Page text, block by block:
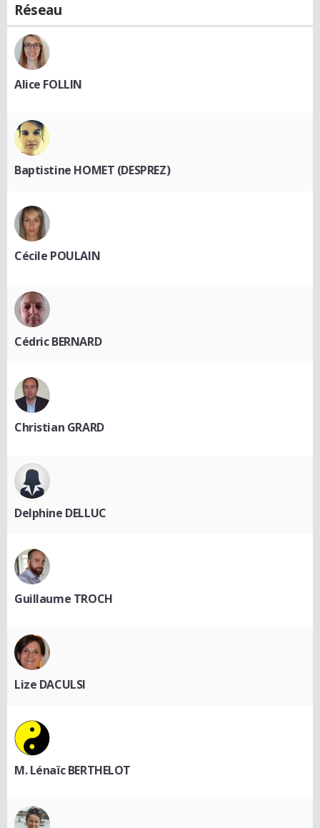
Réseau
Alice FOLLIN
Baptistine HOMET (DESPREZ)
Cécile POULAIN
Cédric BERNARD
Christian GRARD
Delphine DELLUC
Guillaume TROCH
Lize DACULSI
M. Lénaïc BERTHELOT